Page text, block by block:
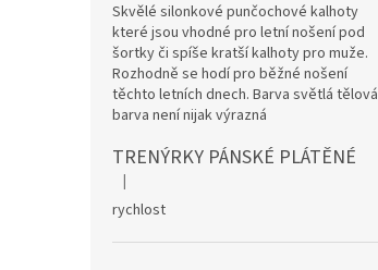
Skvělé silonkové punčochové kalhoty
které jsou vhodné pro letní nošení pod
šortky či spíše kratší kalhoty pro muže.
Rozhodně se hodí pro běžné nošení
těchto letních dnech. Barva světlá tělová
barva není nijak výrazná
TRENÝRKY PÁNSKÉ PLÁTĚNÉ
Hodnocení produktu je 5 z 5 hvězdiček.
|
rychlost